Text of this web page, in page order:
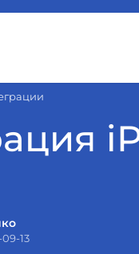
13